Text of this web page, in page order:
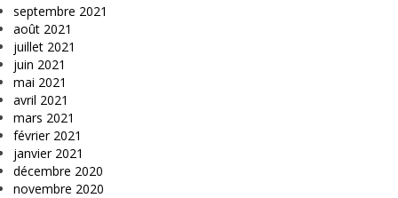
septembre 2021
août 2021
juillet 2021
juin 2021
mai 2021
avril 2021
mars 2021
février 2021
janvier 2021
décembre 2020
novembre 2020